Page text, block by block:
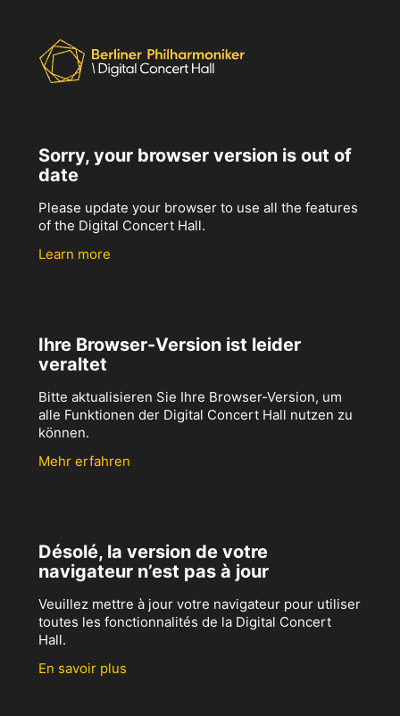
Sorry, your browser version is out of
date
Please update your browser to use all the features
of the Digital Concert Hall.
Learn more
Ihre Browser-Version ist leider
veraltet
Bitte aktualisieren Sie Ihre Browser-Version, um
alle Funktionen der Digital Concert Hall nutzen zu
können.
Mehr erfahren
Désolé, la version de votre
navigateur n’est pas à jour
Veuillez mettre à jour votre navigateur pour utiliser
toutes les fonctionnalités de la Digital Concert
Hall.
En savoir plus